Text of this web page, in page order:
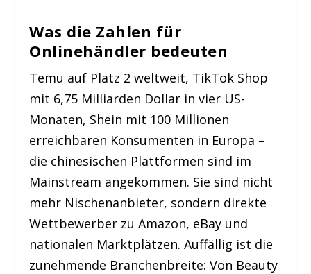
Was die Zahlen für
Onlinehändler bedeuten
Temu auf Platz 2 weltweit, TikTok Shop
mit 6,75 Milliarden Dollar in vier US-
Monaten, Shein mit 100 Millionen
erreichbaren Konsumenten in Europa –
die chinesischen Plattformen sind im
Mainstream angekommen. Sie sind nicht
mehr Nischenanbieter, sondern direkte
Wettbewerber zu Amazon, eBay und
nationalen Marktplätzen. Auffällig ist die
zunehmende Branchenbreite: Von Beauty